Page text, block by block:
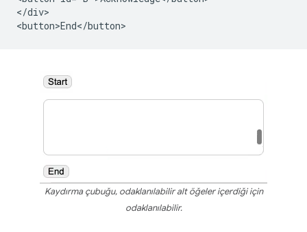
</div>
Kaydırma çubuğu, odaklanılabilir alt öğeler içerdiği için
odaklanılabilir.